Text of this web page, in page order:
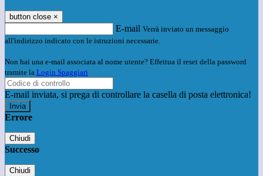
button close ×
E-mail Verrà inviato un messaggio
all'indirizzo indicato con le istruzioni necessarie.
Non hai una e-mail associata al nome utente? Effettua il reset della password
tramite la Login Spaggiari
E-mail inviata, si prega di controllare la casella di posta elettronica!
Errore
Chiudi
Successo
Chiudi